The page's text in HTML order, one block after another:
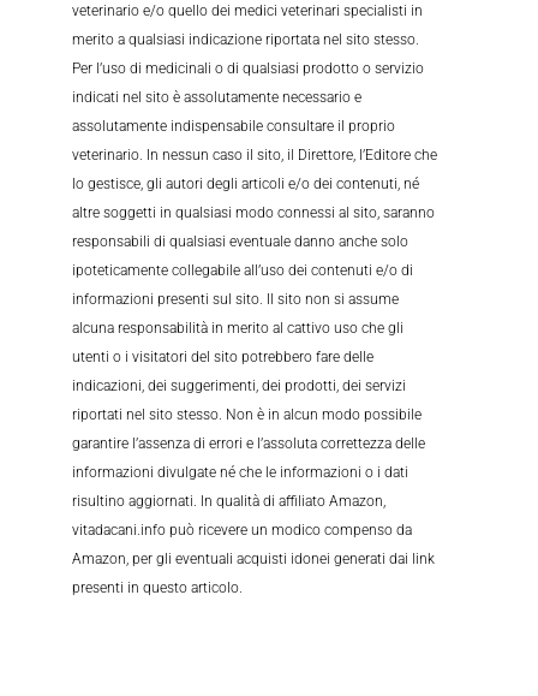
veterinario e/o quello dei medici veterinari specialisti in
merito a qualsiasi indicazione riportata nel sito stesso.
Per l’uso di medicinali o di qualsiasi prodotto o servizio
indicati nel sito è assolutamente necessario e
assolutamente indispensabile consultare il proprio
veterinario. In nessun caso il sito, il Direttore, l’Editore che
lo gestisce, gli autori degli articoli e/o dei contenuti, né
altre soggetti in qualsiasi modo connessi al sito, saranno
responsabili di qualsiasi eventuale danno anche solo
ipoteticamente collegabile all’uso dei contenuti e/o di
informazioni presenti sul sito. Il sito non si assume
alcuna responsabilità in merito al cattivo uso che gli
utenti o i visitatori del sito potrebbero fare delle
indicazioni, dei suggerimenti, dei prodotti, dei servizi
riportati nel sito stesso. Non è in alcun modo possibile
garantire l’assenza di errori e l’assoluta correttezza delle
informazioni divulgate né che le informazioni o i dati
risultino aggiornati. In qualità di affiliato Amazon,
vitadacani.info può ricevere un modico compenso da
Amazon, per gli eventuali acquisti idonei generati dai link
presenti in questo articolo.